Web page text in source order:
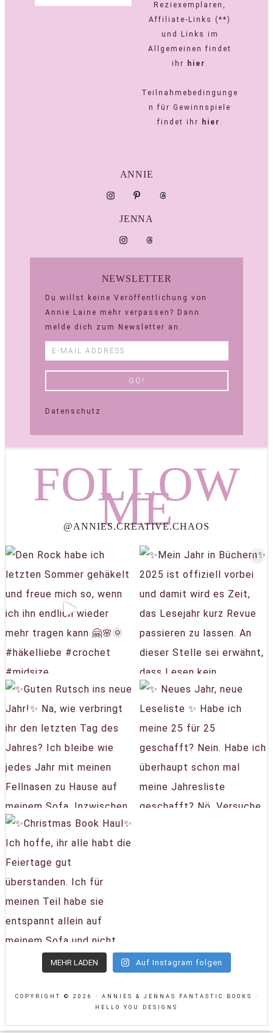
Reziexemplaren,
Affiliate-Links (**)
und Links im
Allgemeinen findet
ihr
hier .
Teilnahmebedingunge
n für Gewinnspiele
findet ihr
hier .
ANNIE
JENNA
NEWSLETTER
Du willst keine Veröffentlichung von
Annie Laine mehr verpassen? Dann
melde dich zum Newsletter an.
Datenschutz
FOLLOW
ME
@ANNIES.CREATIVE.CHAOS
MEHR LADEN Auf Instagram folgen
COPYRIGHT © 2026 · ANNIES & JENNAS FANTASTIC BOOKS ·
HELLO YOU DESIGNS